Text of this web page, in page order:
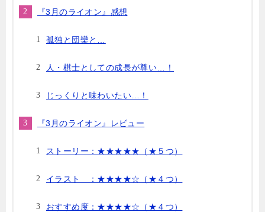
『3月のライオン』感想
孤独と団欒と…
人・棋士としての成長が尊い…！
じっくりと味わいたい…！
『3月のライオン』レビュー
ストーリー：★★★★★（★５つ）
イラスト ：★★★★☆（★４つ）
おすすめ度：★★★★☆（★４つ）